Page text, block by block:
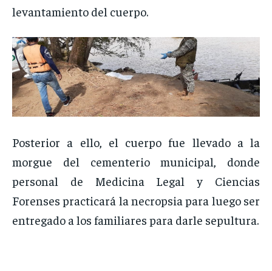
levantamiento del cuerpo.
Posterior a ello, el cuerpo fue llevado a la
morgue del cementerio municipal, donde
personal de Medicina Legal y Ciencias
Forenses practicará la necropsia para luego ser
entregado a los familiares para darle sepultura.